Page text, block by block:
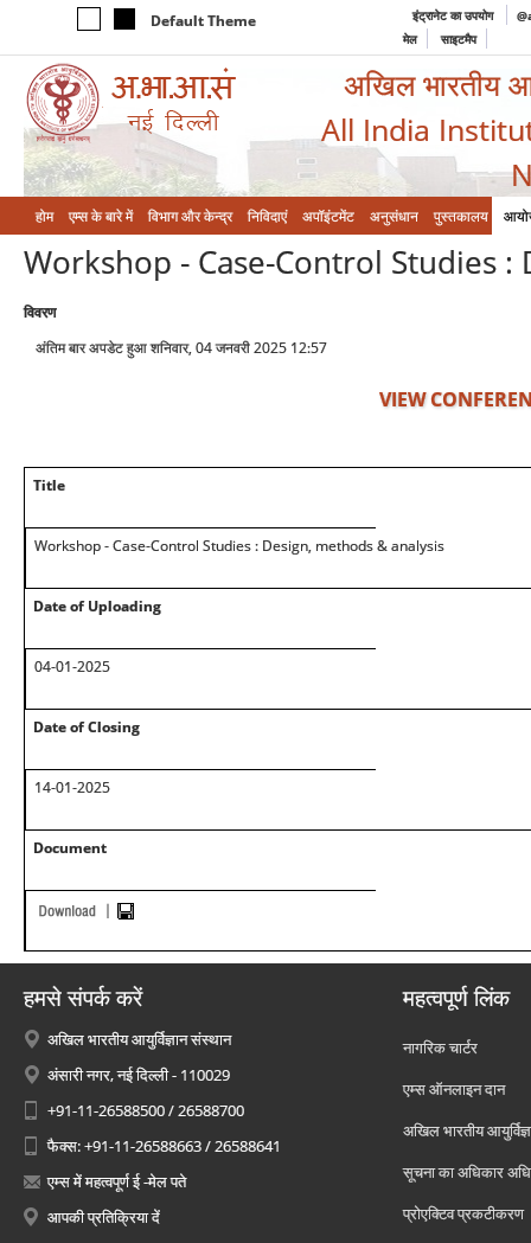
Default Theme इंट्रानेट का उपयोग
मेल
साइटमैप
अखिल भारतीय
All India
होम एम्‍स के बारे में विभाग और केन्‍द्र निविदाएं अपॉइंटमेंट अनुसंधान पुस्तकालय
Workshop - Case-Control Studies
विवरण
अंतिम बार अपडेट हुआ शनिवार, 04 जनवरी 2025 12:57
VIEW
Title
Workshop - Case-Control Studies : Design, methods & analysis
Date of Uploading
04-01-2025
Date of Closing
14-01-2025
Document
हमसे संपर्क करें
अखिल भारतीय आयुर्विज्ञान संस्थान
अंसारी नगर, नई दिल्ली - 110029
+91-11-26588500 / 26588700
फैक्स: +91-11-26588663 / 26588641
एम्स में महत्वपूर्ण ई -मेल पते
आपकी प्रतिक्रिया दें
महत्वपूर्ण लिंक
नागरिक चार्टर
एम्स ऑनलाइन दान
अखिल भारतीय
सूचना का अधिकार
प्रोएक्टिव प्रकटीकरण